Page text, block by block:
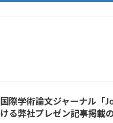
国際学術論文ジャーナル「
ける弊社プレゼン記事掲載